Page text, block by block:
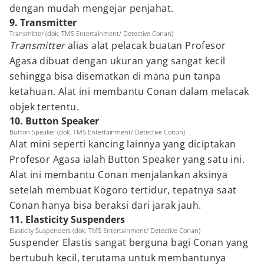
dengan mudah mengejar penjahat.
9. Transmitter
Transmitter (dok. TMS Entertainment/ Detective Conan)
Transmitteralias alat pelacak buatan Profesor
Agasa dibuat dengan ukuran yang sangat kecil
sehingga bisa disematkan di mana pun tanpa
ketahuan. Alat ini membantu Conan dalam melacak
objek tertentu.
10. Button Speaker
Button Speaker (dok. TMS Entertainment/ Detective Conan)
Alat mini seperti kancing lainnya yang diciptakan
Profesor Agasa ialah Button Speaker yang satu ini.
Alat ini membantu Conan menjalankan aksinya
setelah membuat Kogoro tertidur, tepatnya saat
Conan hanya bisa beraksi dari jarak jauh.
11. Elasticity Suspenders
Elasticity Suspenders (dok. TMS Entertainment/ Detective Conan)
Suspender Elastis sangat berguna bagi Conan yang
bertubuh kecil, terutama untuk membantunya